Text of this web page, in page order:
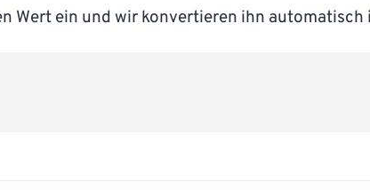
Wert ein und wir konvertieren ihn